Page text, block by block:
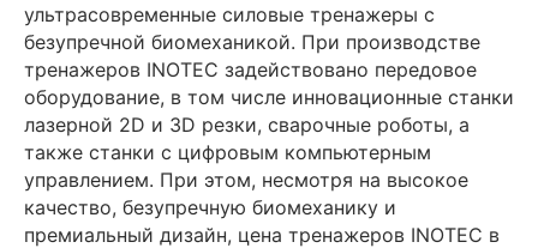
ультрасовременные силовые тренажеры с
безупречной биомеханикой. При производстве
тренажеров INOTEC задействовано передовое
оборудование, в том числе инновационные станки
лазерной 2D и 3D резки, сварочные роботы, а
также станки с цифровым компьютерным
управлением. При этом, несмотря на высокое
качество, безупречную биомеханику и
премиальный дизайн, цена тренажеров INOTEC в